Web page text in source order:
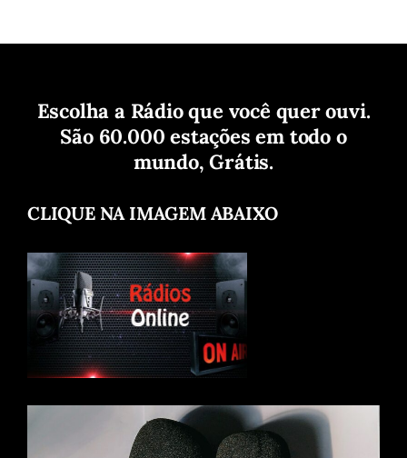
Escolha a Rádio que você quer ouvi.
São 60.000 estações em todo o
mundo, Grátis.
CLIQUE NA IMAGEM ABAIXO